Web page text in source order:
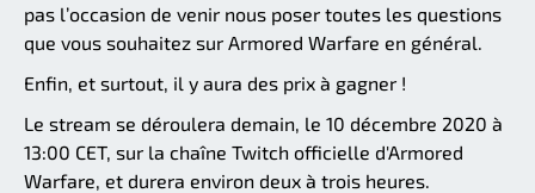
pas l’occasion de venir nous poser toutes les questions
que vous souhaitez sur Armored Warfare en général.
Enfin, et surtout, il y aura des prix à gagner !
Le stream se déroulera demain, le 10 décembre 2020 à
13:00 CET, sur la chaîne Twitch officielle d'Armored
Warfare, et durera environ deux à trois heures.